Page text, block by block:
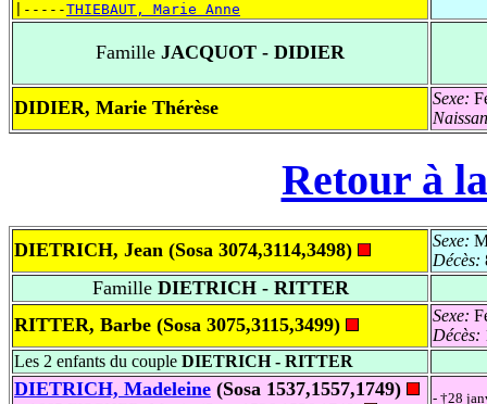
|-----THIEBAUT, Marie Anne
Famille JACQUOT - DIDIER
DIDIER, Marie Thérèse Sexe:
Retour à
DIETRICH, Jean (Sosa 3074,3114,3498) Sexe:
Décès:
FamilleDIETRICH - RITTER
RITTER, Barbe (Sosa 3075,3115,3499)
Sexe:
Décès:
Les 2 enfants du couple DIETRICH - RITTER
DIETRICH, Madeleine (Sosa 1537,1557,1749) - †28